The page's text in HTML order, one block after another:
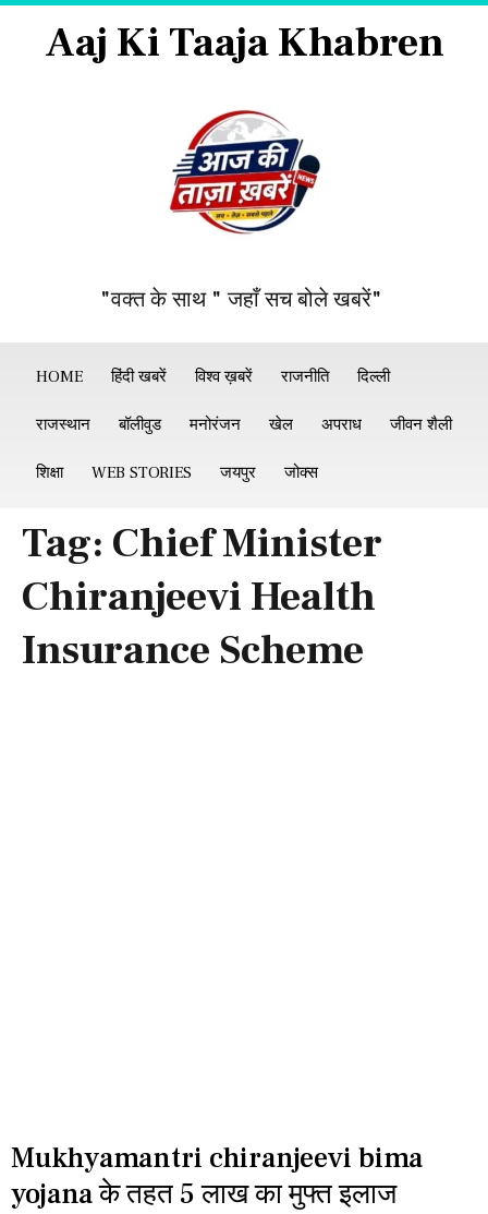
Aaj Ki Taaja Khabren
"वक्त के साथ " जहाँ सच बोले खबरें"
HOME हिंदी खबरें विश्व ख़बरें राजनीति दिल्ली
राजस्थान बॉलीवुड मनोरंजन खेल अपराध जीवन शैली
शिक्षा WEB STORIES जयपुर जोक्स
Tag: Chief Minister
Chiranjeevi Health
Insurance Scheme
Mukhyamantri chiranjeevi bima
yojana के तहत 5 लाख का मुफ्त इलाज